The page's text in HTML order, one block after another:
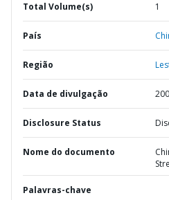
Total Volume(s) 1
País
Região
Data de divulgação
Disclosure Status
Nome do documento
Palavras-chave